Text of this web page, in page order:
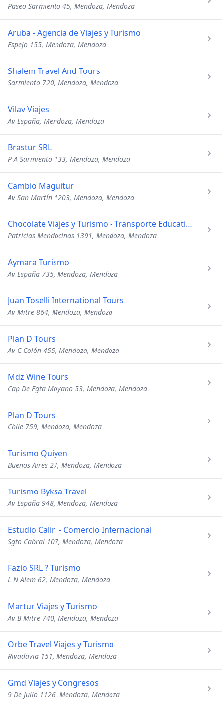
Paseo Sarmiento 45, Mendoza, Mendoza
Aruba - Agencia de Viajes y Turismo
Espejo 155, Mendoza, Mendoza
Shalem Travel And Tours
Sarmiento 720, Mendoza, Mendoza
Vilav Viajes
Av España, Mendoza, Mendoza
Brastur SRL
P A Sarmiento 133, Mendoza, Mendoza
Cambio Maguitur
Av San Martín 1203, Mendoza, Mendoza
Chocolate Viajes y Turismo - Transporte Educativo - Grupal
Patricias Mendocinas 1391, Mendoza, Mendoza
Aymara Turismo
Av España 735, Mendoza, Mendoza
Juan Toselli International Tours
Av Mitre 864, Mendoza, Mendoza
Plan D Tours
Av C Colón 455, Mendoza, Mendoza
Mdz Wine Tours
Cap De Fgta Moyano 53, Mendoza, Mendoza
Plan D Tours
Chile 759, Mendoza, Mendoza
Turismo Quiyen
Buenos Aires 27, Mendoza, Mendoza
Turismo Byksa Travel
Av España 948, Mendoza, Mendoza
Estudio Caliri - Comercio Internacional
Sgto Cabral 107, Mendoza, Mendoza
Fazio SRL ? Turismo
L N Alem 62, Mendoza, Mendoza
Martur Viajes y Turismo
Av B Mitre 740, Mendoza, Mendoza
Orbe Travel Viajes y Turismo
Rivadavia 151, Mendoza, Mendoza
Gmd Viajes y Congresos
9 De Julio 1126, Mendoza, Mendoza